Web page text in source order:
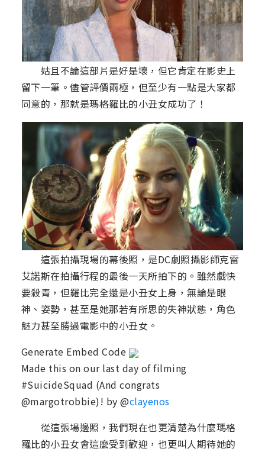
姑且不論這部片是好是壞，但它肯定在影史上
留下一筆。儘管評價兩極，但至少有一點是大家都
同意的，那就是瑪格羅比的小丑女成功了！
這張拍攝現場的幕後照，是DC劇照攝影師克雷
艾諾斯在拍攝行程的最後一天所拍下的。雖然戲快
要殺青，但羅比完全還是小丑女上身，無論是眼
神、姿勢，甚至是她那若有所思的失神狀態，角色
魅力甚至勝過電影中的小丑女。
Generate Embed Code
Made this on our last day of filming
#SuicideSquad (And congrats
@margotrobbie)! by @clayenos
從這張場邊照，我們現在也更清楚為什麼瑪格
羅比的小丑女會這麼受到歡迎，也更叫人期待她的